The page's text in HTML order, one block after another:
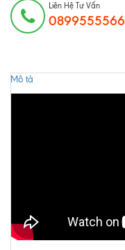
Liên Hệ Tư Vấn
0899555566
Mô tả